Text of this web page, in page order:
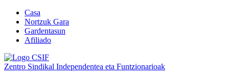
Casa
Nortzuk Gara
Gardentasun
Afiliado
Zentro Sindikal Independentea eta Funtzionarioak